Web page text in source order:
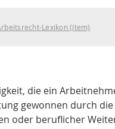
Lexikon (Item)
die ein
gewonnen durch
oder beruflicher